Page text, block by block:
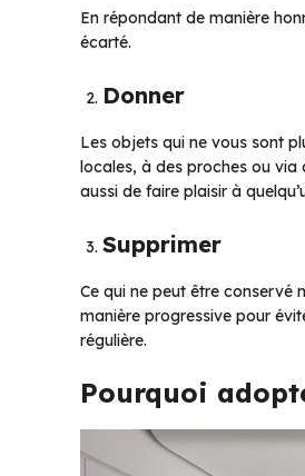
En répondant de manière
écarté.
Donner
Les objets qui ne vous sont
locales, à des proches ou via
aussi de faire plaisir à
Supprimer
Ce qui ne peut être conservé
manière progressive pour
régulière.
Pourquoi